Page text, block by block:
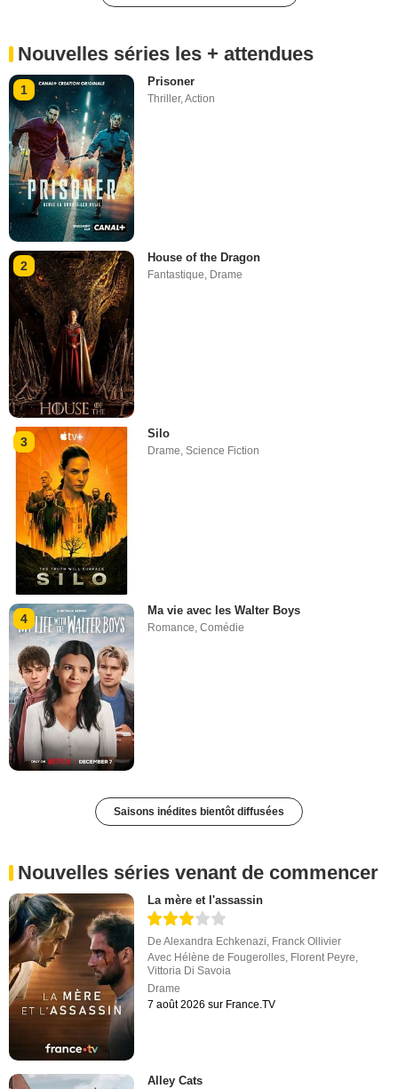
Nouvelles séries les + attendues
1
Prisoner
Thriller,Action
2
House of the Dragon
Fantastique, Drame
3
Silo
Drame,Science Fiction
4
Ma vie avec les Walter Boys
Romance ,Comédie
Saisons inédites bientôt diffusées
Nouvelles séries venant de commencer
La mère et l'assassin
DeAlexandra Echkenazi, Franck Ollivier
Avec Hélène de Fougerolles, Florent Peyre,
Vittoria Di Savoia
Drame
7 août 2026 sur France.TV
Alley Cats